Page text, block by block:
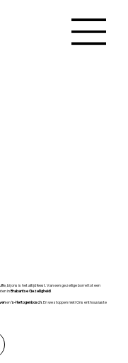
bij ons is het altijd feest. Van een gezellige borrel tot een
inBrabantse Gezelligheid!
en's-Hertogenbosch. En we stoppen niet! Ons enthousiaste